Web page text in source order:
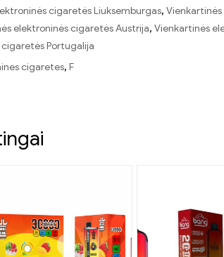
cigaretės Liuksemburgas,
elektroninės cigaretės Austrija,Vienkartinės
Portugalija
cigaretes,F